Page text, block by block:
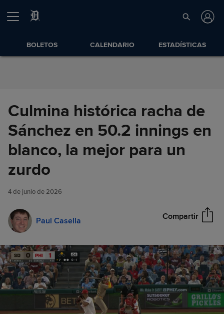
Saltar al Contenido
BOLETOS CALENDARIO ESTADÍSTICAS
Culmina histórica racha de
Sánchez en 50.2 innings en
blanco, la mejor para un
zurdo
4 de junio de 2026
Paul Casella Compartir
Culmina histórica racha de
Sánchez en 50.2 innings en
blanco, la mejor para un zurdo